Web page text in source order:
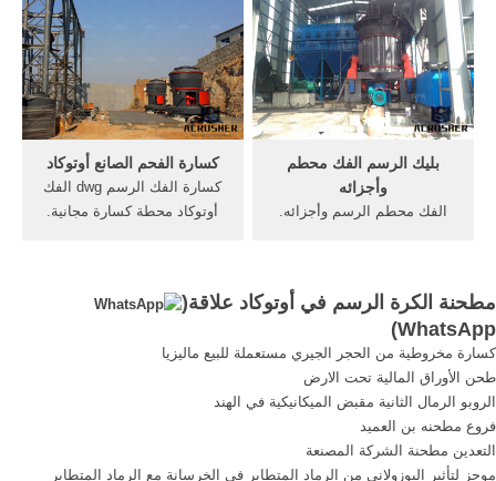
البياني تصميم منشآت لتصنيع
الذهب والماس .
كسارة الفحم الصانع أوتوكاد
كسارة الفك الرسم dwg الفك
أوتوكاد محطة كسارة مجانية.
لطحن الصين الة لطحن عد
المعدات قضيب الكرة ...
بليك الرسم الفك محطم
وأجزائه
الفك محطم الرسم وأجزائه.
الاسمنت dolimite الفك محطم,
للبيع المستعملة الأسطوانة
ريموند مطحنة المملكة تهتز
الشاشة,, تعدين الحجر الجيري
تاميل, نادو الروسية آلات ...
مطحنة الكرة الرسم في أوتوكاد علاقة(
WhatsApp
)
كسارة مخروطية من الحجر الجيري مستعملة للبيع ماليزيا
طحن الأوراق المالية تحت الارض
الروبو الرمال الثانية مقبض الميكانيكية في الهند
فروع مطحنه بن العميد
التعدين مطحنة الشركة المصنعة
موجز لتأثير البوزولاني من الرماد المتطاير في الخرسانة مع الرماد المتطاير